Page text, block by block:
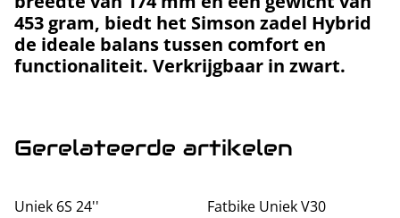
453 gram, biedt het Simson zadel Hybrid
de ideale balans tussen comfort en
functionaliteit. Verkrijgbaar in zwart.
Gerelateerde artikelen
Uniek 6S 24'' Fatbike Uniek V30